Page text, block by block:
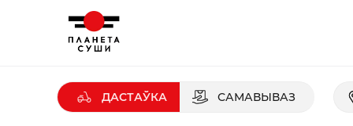
ДАСТАЎКА САМАВЫВАЗ